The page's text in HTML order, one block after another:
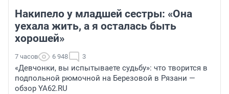
Накипело у младшей сестры: «Она
уехала жить, а я осталась быть
хорошей»
7 часов 6 948 3
«Девчонки, вы испытываете судьбу»: что творится в
подпольной рюмочной на Березовой в Рязани —
обзор YA62.RU